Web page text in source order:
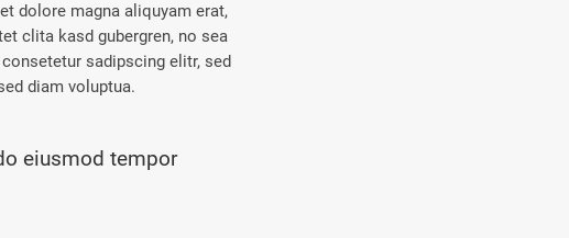
dolore magna aliquyam erat,
clita kasd gubergren, no sea
sadipscing elitr, sed
diam voluptua.
eiusmod tempor